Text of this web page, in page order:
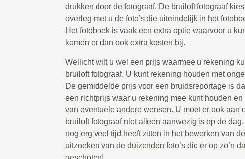
drukken door de fotograaf. De bruiloft fotograaf
overleg met u de foto’s die uiteindelijk in het
Het fotoboek is vaak een extra optie waarvoor u
komen er dan ook extra kosten bij.
Wellicht wilt u wel een prijs waarmee u rekening
bruiloft fotograaf. U kunt rekening houden met
De gemiddelde prijs voor een bruidsreportage is
een richtprijs waar u rekening mee kunt houden
van eventuele andere wensen. U moet er ook aan
bruiloft fotograaf niet alleen aanwezig is op de
nog erg veel tijd heeft zitten in het bewerken van
uitzoeken van de duizenden foto’s die er op zo’n
geschoten!